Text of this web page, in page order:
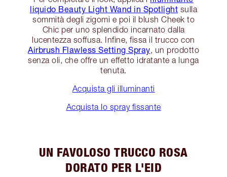
liquido Beauty Light Wand in Spotlight sulla
sommità degli zigomi e poi il blush Cheek to
Chic per uno splendido incarnato dalla
lucentezza soffusa. Infine, fissa il trucco con
Airbrush Flawless Setting Spray, un prodotto
senza oli, che offre un effetto idratante a lunga
tenuta.
Acquista gli illuminanti
Acquista lo spray fissante
UN FAVOLOSO TRUCCO ROSA
DORATO PER L'EID